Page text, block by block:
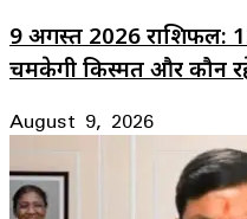
9 अगस्त 2026 राशिफल:
चमकेगी किस्मत और कौन
August 9, 2026